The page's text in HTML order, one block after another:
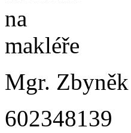
Mgr. Zbyněk
602348139